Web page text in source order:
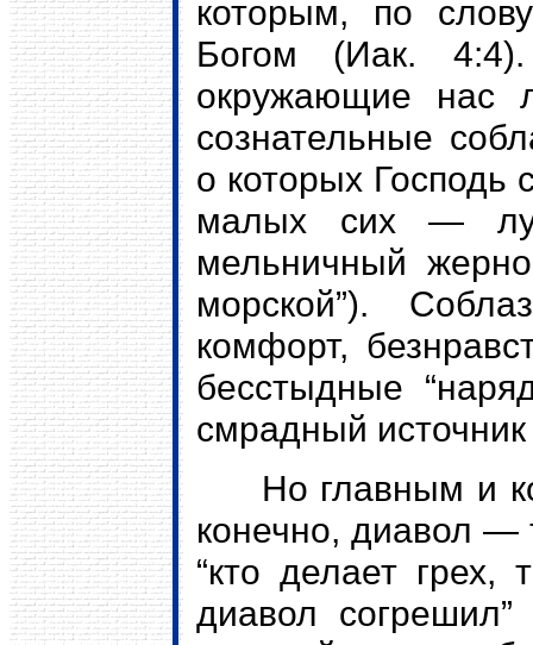
которым, по
Богом (Иак.
окружающие нас
сознательные
о которых Господь
малых сих —
мельничный
морской”).
комфорт,
бесстыдные
смрадный
Но главным и
конечно, диавол —
“кто делает грех,
диавол